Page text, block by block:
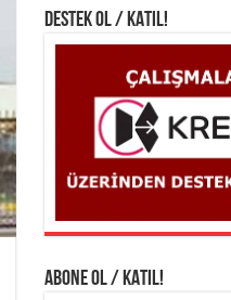
DESTEK OL / KATIL!
ABONE OL / KATIL!